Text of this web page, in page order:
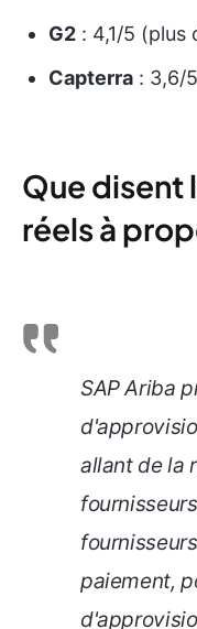
G2 : 4,1/5 (plus
Capterra : 3,6/
Que disent
réels à
SAP Ariba
allant de la
paiement,